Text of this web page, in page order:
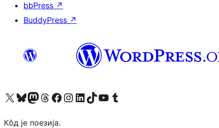
bbPress ↗
BuddyPress ↗
Visit our X (formerly Twitter) account
Посетите наш Bluesky налог
Visit our Mastodon account
Посетите наш налог на Threads-у Visit our Facebook page
Посетите наш Инстаграм налог
Visit our LinkedIn account
Посетите наш TikTok налог
Visit our YouTube channel
Посетите наш Tumblr налог
Кôд је поезија.